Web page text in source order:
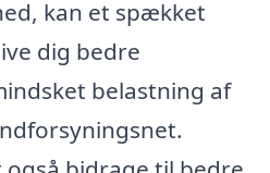
kan et spækket
dig bedre
belastning af